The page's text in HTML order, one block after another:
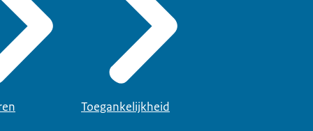
Toegankelijkheid